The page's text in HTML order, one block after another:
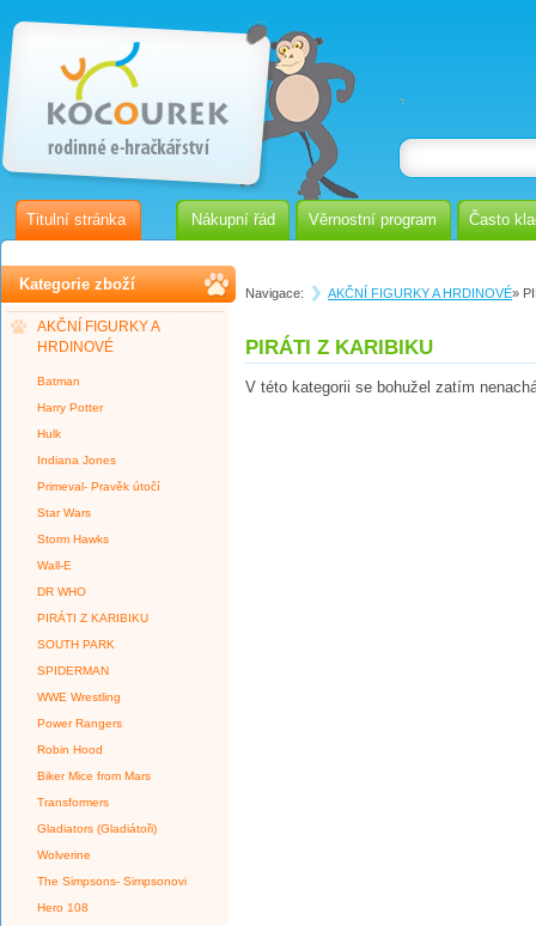
Titulní stránka Nákupní řád Věrnostní program Často
Kategorie zboží
AKČNÍ FIGURKY A
HRDINOVÉ
Batman
Harry Potter
Hulk
Indiana Jones
Primeval- Pravěk útočí
Star Wars
Storm Hawks
Wall-E
DR WHO
PIRÁTI Z KARIBIKU
SOUTH PARK
SPIDERMAN
WWE Wrestling
Power Rangers
Robin Hood
Biker Mice from Mars
Transformers
Gladiators (Gladiátoři)
Wolverine
The Simpsons- Simpsonovi
Hero 108
Navigace: AKČNÍ FIGURKY A HRDINOVÉ»
PIRÁTI Z KARIBIKU
V této kategorii se bohužel zatím